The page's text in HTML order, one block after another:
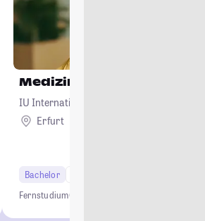
Medizintechnik
IU Internationale Hochschule
Erfurt
Bachelor
FernstudiumOnline Studium